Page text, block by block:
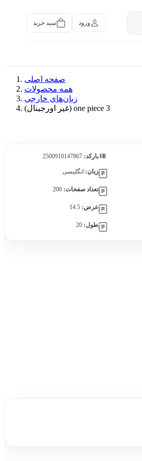
ورود سبد خرید
صفحه اصلی
همه محصولات
زبان‌های خارجی
one piece 3 (غیر اورجینال)
بارکد:
زبان: انگلیسی
تعداد صفحات: 200
عرض: 14.5
طول: 20